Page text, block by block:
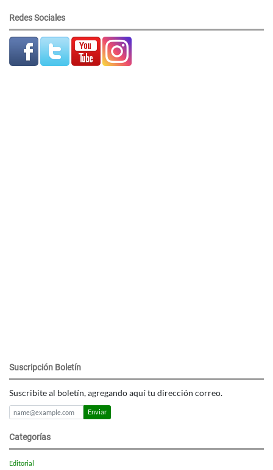
Redes Sociales
Suscripción Boletín
Suscribite al boletín, agregando aquí tu dirección correo.
Enviar
Categorías
Editorial